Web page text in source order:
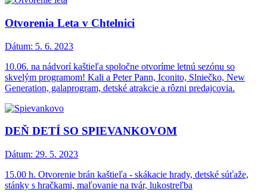
Otvorenia Leta v Chtelnici
Dátum: 5. 6. 2023
10.06. na nádvorí kaštieľa spoločne otvoríme letnú sezónu so
skvelým programom! Kali a Peter Pann, Iconito, Slniečko, New
Generation, galaprogram, detské atrakcie a rôzni predajcovia.
DEŇ DETÍ SO SPIEVANKOVOM
Dátum: 29. 5. 2023
15.00 h. Otvorenie brán kaštieľa - skákacie hrady, detské súťaže,
stánky s hračkami, maľovanie na tvár, lukostreľba